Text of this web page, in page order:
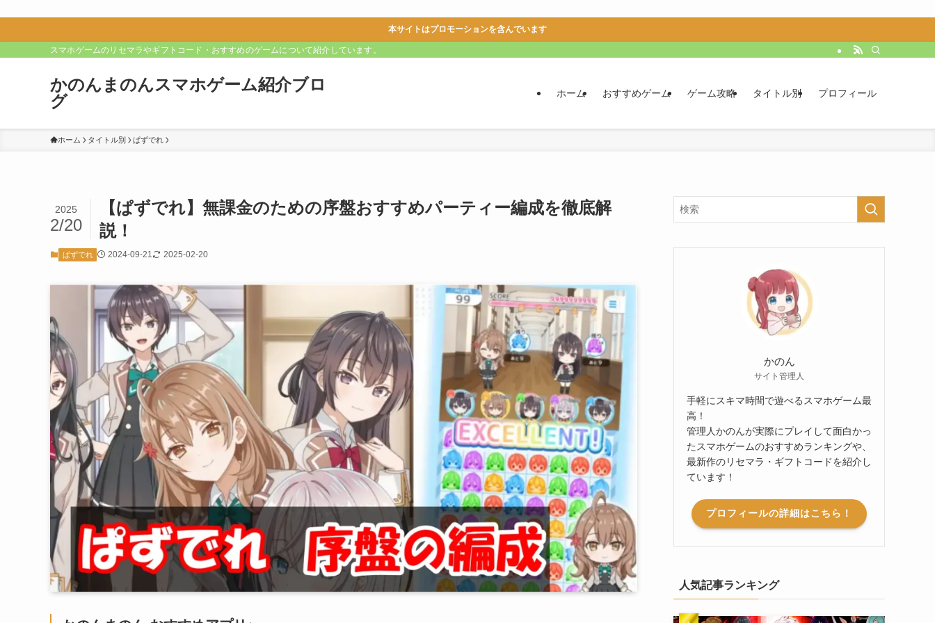
本サイトはプロモーションを含んでいます
スマホゲームのリセマラやギフトコード・おすすめのゲームについて紹介しています。
かのんまのんスマホゲーム紹介ブロ
グ
ホーム おすすめゲーム ゲーム攻略 タイトル別 プロフィール
ホーム タイトル別 ぱずでれ
【ぱずでれ】無課金のための序盤おすすめパーティー編成を徹底解
説！
2025
2/20
ぱずでれ 2024-09-21 2025-02-20
かのん
サイト管理人
手軽にスキマ時間で遊べるスマホゲーム最
高！
管理人かのんが実際にプレイして面白かっ
たスマホゲームのおすすめランキングや、
最新作のリセマラ・ギフトコードを紹介し
ています！
プロフィールの詳細はこちら！
人気記事ランキング